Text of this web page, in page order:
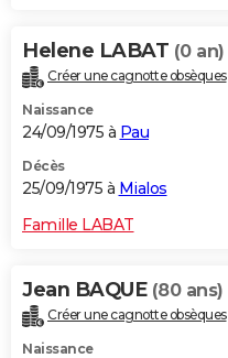
Helene LABAT (0 an)
Créer une cagnotte obsèques
Naissance
24/09/1975 à Pau
Décès
25/09/1975 à Mialos
Famille LABAT
Jean BAQUE (80 ans)
Créer une cagnotte obsèques
Naissance